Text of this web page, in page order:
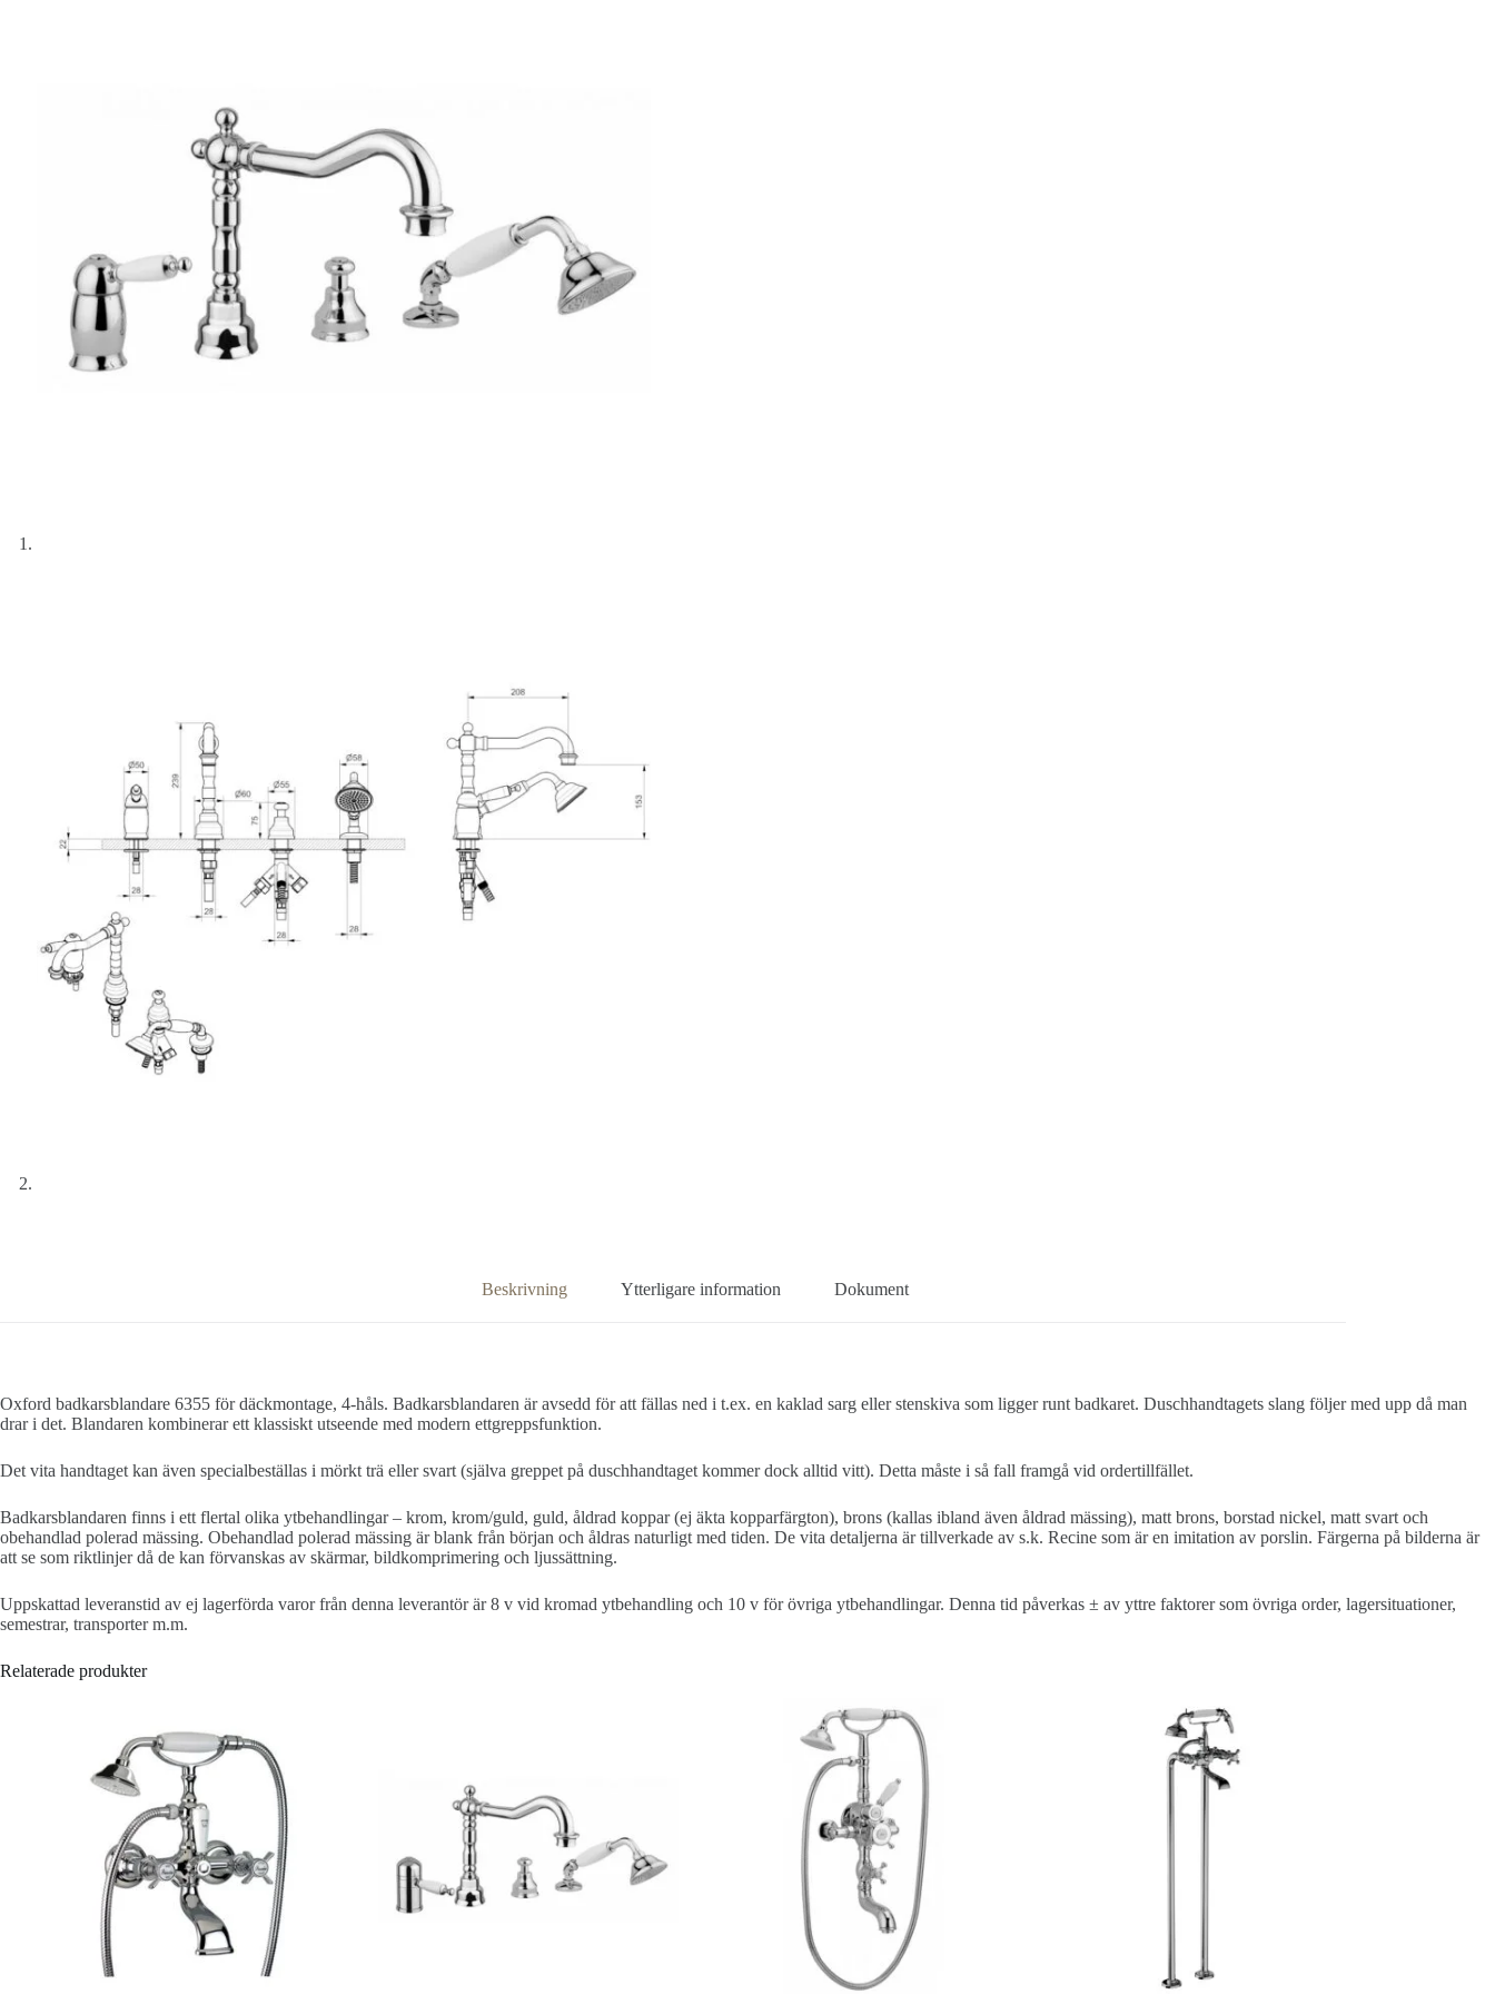
Beskrivning Ytterligare information Dokument
Oxford badkarsblandare 6355 för däckmontage, 4-håls. Badkarsblandaren är avsedd för att fällas ned i t.ex. en kaklad sarg eller stenskiva som ligger runt badkaret. Duschhandtagets slang följer med upp då man
drar i det. Blandaren kombinerar ett klassiskt utseende med modern ettgreppsfunktion.
Det vita handtaget kan även specialbeställas i mörkt trä eller svart (själva greppet på duschhandtaget kommer dock alltid vitt). Detta måste i så fall framgå vid ordertillfället.
Badkarsblandaren finns i ett flertal olika ytbehandlingar – krom, krom/guld, guld, åldrad koppar (ej äkta kopparfärgton), brons (kallas ibland även åldrad mässing), matt brons, borstad nickel, matt svart och
obehandlad polerad mässing. Obehandlad polerad mässing är blank från början och åldras naturligt med tiden. De vita detaljerna är tillverkade av s.k. Recine som är en imitation av porslin. Färgerna på bilderna är
att se som riktlinjer då de kan förvanskas av skärmar, bildkomprimering och ljussättning.
Uppskattad leveranstid av ej lagerförda varor från denna leverantör är 8 v vid kromad ytbehandling och 10 v för övriga ytbehandlingar. Denna tid påverkas ± av yttre faktorer som övriga order, lagersituationer,
semestrar, transporter m.m.
Relaterade produkter